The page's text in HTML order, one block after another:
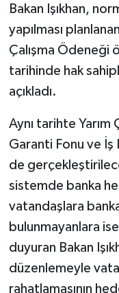
Bakan Işıkhan,
yapılması
Çalışma Ödeneği
tarihinde hak
açıkladı.
Aynı tarihte
Garanti Fonu ve İş
de
sistemde banka
vatandaşlara
bulunmayanlara
duyuran Bakan
düzenlemeyle
rahatlamasının